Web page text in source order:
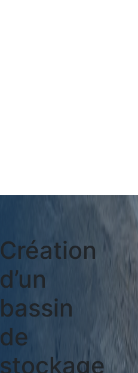
Création
d’un
bassin
de
stockage